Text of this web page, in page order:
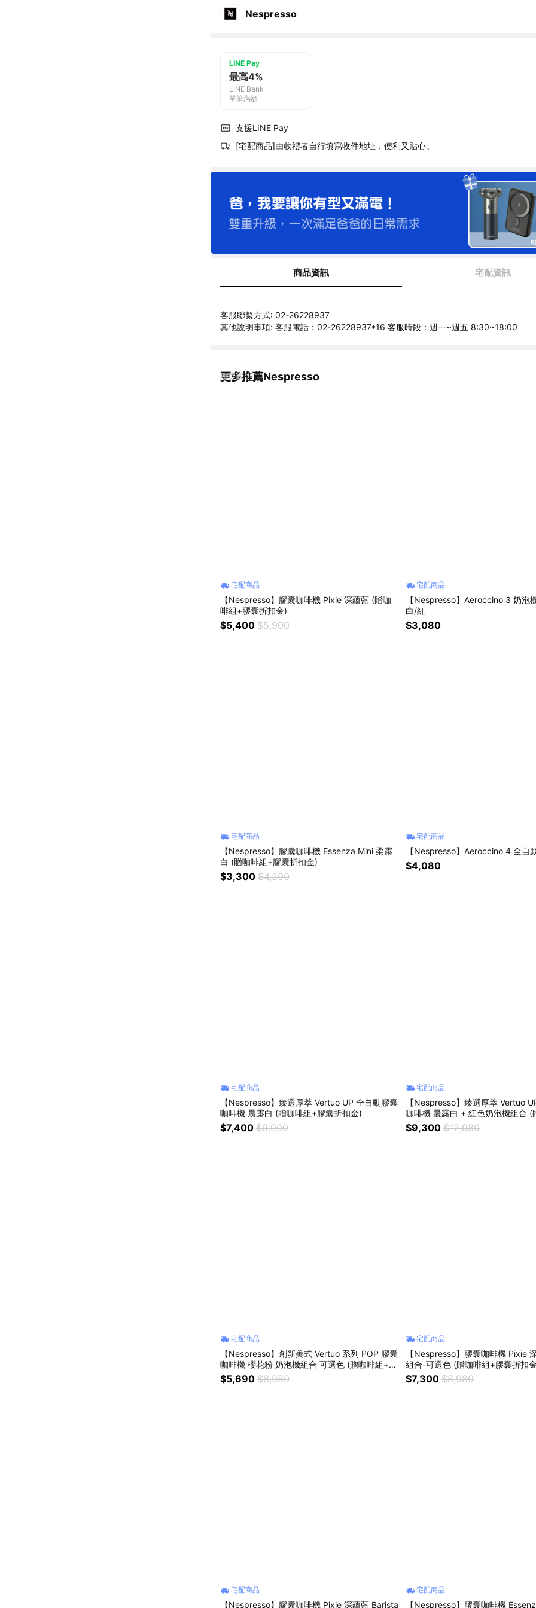
Nespresso
LINE Pay
最高4%
LINE Bank
單筆滿額
支援LINE Pay
[宅配商品]由收禮者自行填寫收件地址，便利又貼心。
商品資訊 宅配資訊
客服聯繫方式: 02-26228937
其他說明事項: 客服電話：02-26228937*16 客服時段：週一~週五 8:30~18:00
更多推薦Nespresso
看更多
宅配商品
【Nespresso】膠囊咖啡機 Pixie 深蘊藍 (贈咖
啡組+膠囊折扣金)
$5,400 $5,900
宅配商品
【Nespresso】Aeroccino 3 奶泡
白/紅
$3,080
宅配商品
【Nespresso】膠囊咖啡機 Essenza Mini 柔霧
白 (贈咖啡組+膠囊折扣金)
$3,300 $4,500
宅配商品
【Nespresso】Aeroccino 4 全自
$4,080
宅配商品
【Nespresso】臻選厚萃 Vertuo UP 全自動膠囊
咖啡機 晨露白 (贈咖啡組+膠囊折扣金)
$7,400 $9,900
宅配商品
【Nespresso】臻選厚萃 Vertuo
咖啡機 晨露白 + 紅色奶泡機組合 (
囊折扣金)
$9,300 $12,980
宅配商品
【Nespresso】創新美式 Vertuo 系列 POP 膠囊
咖啡機 櫻花粉 奶泡機組合 可選色 (贈咖啡組+膠
囊折扣金)
$5,690 $8,980
宅配商品
【Nespresso】膠囊咖啡機 Pixie
組合-可選色 (贈咖啡組+膠囊折扣
$7,300 $8,980
宅配商品
【Nespresso】膠囊咖啡機 Pixie 深蘊藍 Barista
宅配商品
【Nespresso】膠囊咖啡機